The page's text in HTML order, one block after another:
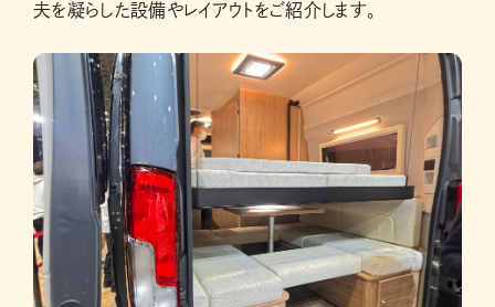
夫を凝らした設備やレイアウトをご紹介します。